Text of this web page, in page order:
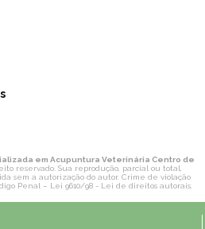
em Acupuntura Veterinária Centro de
reservado. Sua reprodução, parcial ou total,
sem a autorização do autor. Crime de violação
Penal – Lei 9610/98 - Lei de direitos autorais